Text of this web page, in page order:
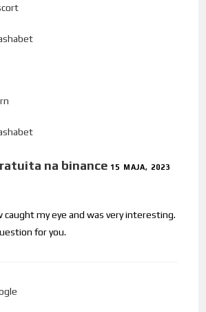
na binance 15 MAJA, 2023
caught my eye and was very interesting.
for you.